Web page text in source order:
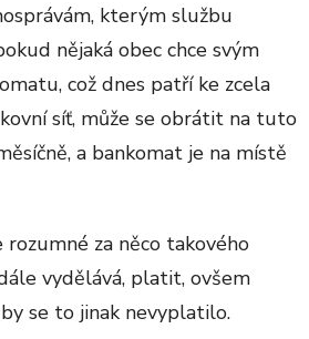
kterým službu
nějaká obec chce svým
což dnes patří ke zcela
síť, může se obrátit na tuto
a bankomat je na místě
za něco takového
vydělává, platit, ovšem
se to jinak nevyplatilo.